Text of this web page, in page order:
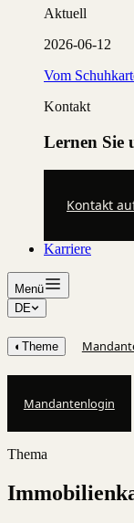
Aktuell
2026-06-12
Vom
Kontakt
Lernen Sie
Kontakt
Karriere
Menü
DE
◐ Theme
Mandantenlogin
Thema